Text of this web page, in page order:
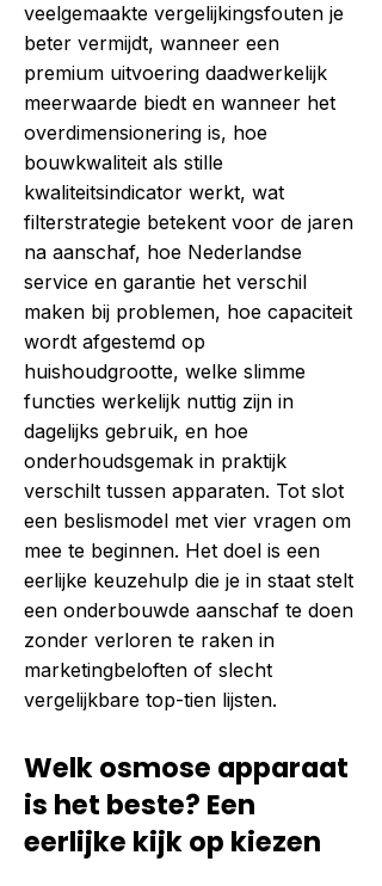
veelgemaakte vergelijkingsfouten je
beter vermijdt, wanneer een
premium uitvoering daadwerkelijk
meerwaarde biedt en wanneer het
overdimensionering is, hoe
bouwkwaliteit als stille
kwaliteitsindicator werkt, wat
filterstrategie betekent voor de jaren
na aanschaf, hoe Nederlandse
service en garantie het verschil
maken bij problemen, hoe capaciteit
wordt afgestemd op
huishoudgrootte, welke slimme
functies werkelijk nuttig zijn in
dagelijks gebruik, en hoe
onderhoudsgemak in praktijk
verschilt tussen apparaten. Tot slot
een beslismodel met vier vragen om
mee te beginnen. Het doel is een
eerlijke keuzehulp die je in staat stelt
een onderbouwde aanschaf te doen
zonder verloren te raken in
marketingbeloften of slecht
vergelijkbare top-tien lijsten.
Welk osmose apparaat
is het beste? Een
eerlijke kijk op kiezen